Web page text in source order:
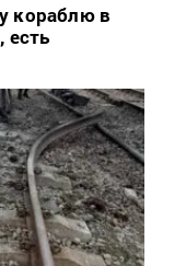
кораблю в
есть